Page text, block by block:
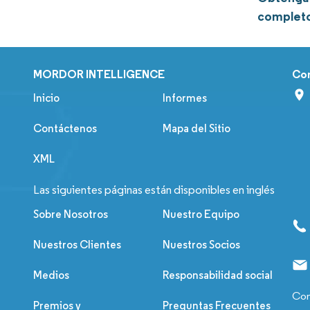
MORDOR INTELLIGENCE
Inicio Informes
Contáctenos Mapa del Sitio
XML
Las siguientes páginas están disponibles en inglés
Sobre Nosotros Nuestro Equipo
Nuestros Clientes Nuestros Socios
Medios Responsabilidad social
Premios y Preguntas Frecuentes